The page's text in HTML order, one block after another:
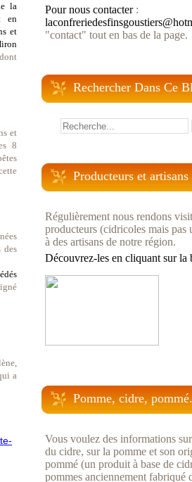
la
en
et
et
8
des
a
Pour nous contacter:
"contact" tout en bas de la page.
Rechercher Dans Ce
Producteurs et artisans
Régulièrement nous rendons
producteurs (cidricoles mais pas
à des artisans de notre région.
Découvrez-les en cliquant sur la
Pomme, cidre,
Vous voulez des informations
du cidre, sur la pomme et son
pommé (un produit à base de
pommes anciennement fabriqué